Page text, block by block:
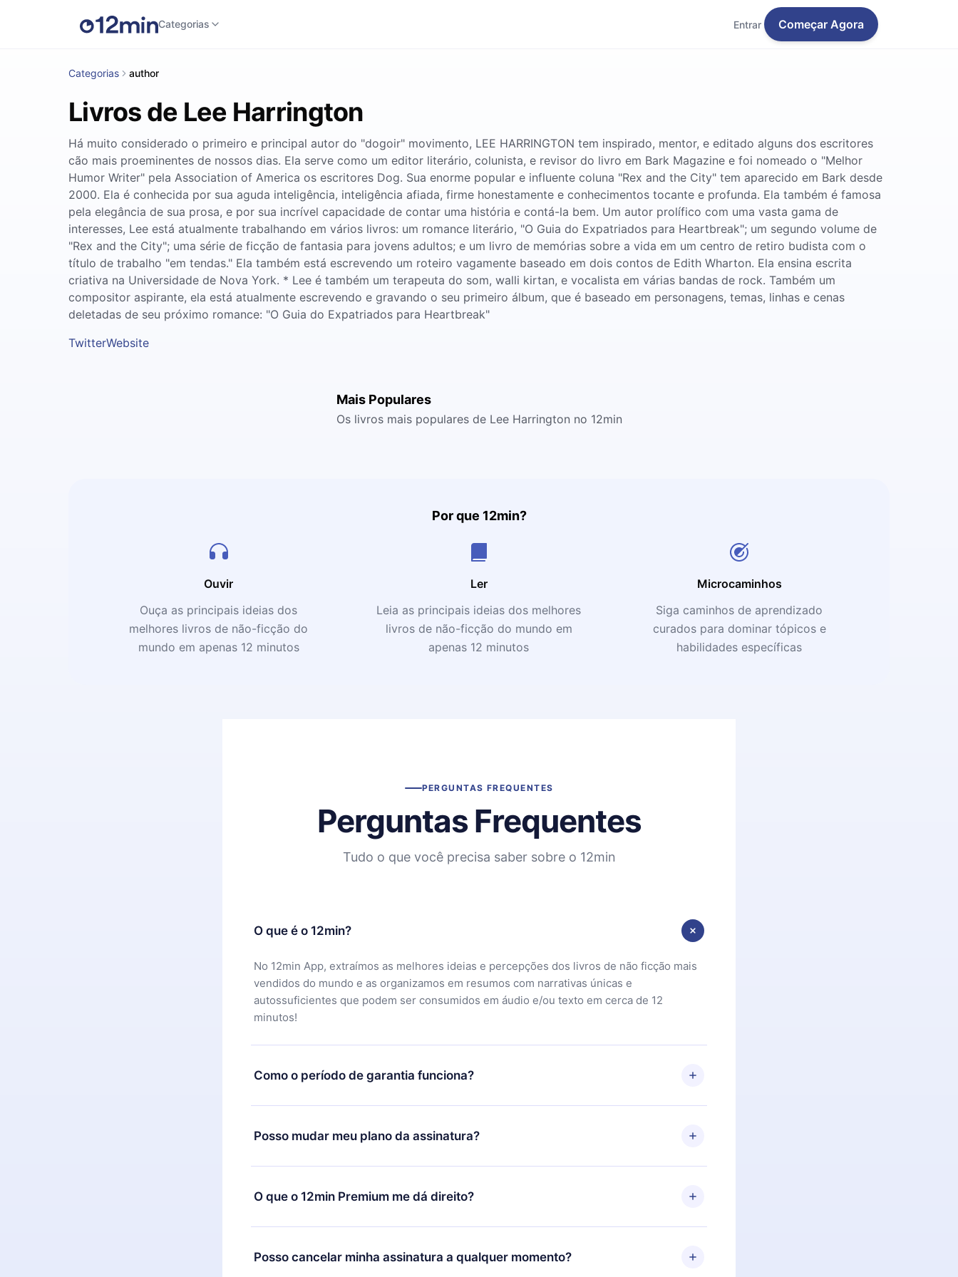
Categorias Entrar Começar Agora
Categorias author
Livros de Lee Harrington
Há muito considerado o primeiro e principal autor do "dogoir" movimento, LEE HARRINGTON tem inspirado, mentor, e editado alguns dos escritores
cão mais proeminentes de nossos dias. Ela serve como um editor literário, colunista, e revisor do livro em Bark Magazine e foi nomeado o "Melhor
Humor Writer" pela Association of America os escritores Dog. Sua enorme popular e influente coluna "Rex and the City" tem aparecido em Bark desde
2000. Ela é conhecida por sua aguda inteligência, inteligência afiada, firme honestamente e conhecimentos tocante e profunda. Ela também é famosa
pela elegância de sua prosa, e por sua incrível capacidade de contar uma história e contá-la bem. Um autor prolífico com uma vasta gama de
interesses, Lee está atualmente trabalhando em vários livros: um romance literário, "O Guia do Expatriados para Heartbreak"; um segundo volume de
"Rex and the City"; uma série de ficção de fantasia para jovens adultos; e um livro de memórias sobre a vida em um centro de retiro budista com o
título de trabalho "em tendas." Ela também está escrevendo um roteiro vagamente baseado em dois contos de Edith Wharton. Ela ensina escrita
criativa na Universidade de Nova York. * Lee é também um terapeuta do som, walli kirtan, e vocalista em várias bandas de rock. Também um
compositor aspirante, ela está atualmente escrevendo e gravando o seu primeiro álbum, que é baseado em personagens, temas, linhas e cenas
deletadas de seu próximo romance: "O Guia do Expatriados para Heartbreak"
TwitterWebsite
Mais Populares
Os livros mais populares de Lee Harrington no 12min
Por que 12min?
Ouvir
Ouça as principais ideias dos
melhores livros de não-ficção do
mundo em apenas 12 minutos
Ler
Leia as principais ideias dos melhores
livros de não-ficção do mundo em
apenas 12 minutos
Microcaminhos
Siga caminhos de aprendizado
curados para dominar tópicos e
habilidades específicas
PERGUNTAS FREQUENTES
Perguntas Frequentes
Tudo o que você precisa saber sobre o 12min
O que é o 12min?
No 12min App, extraímos as melhores ideias e percepções dos livros de não ficção mais
vendidos do mundo e as organizamos em resumos com narrativas únicas e
autossuficientes que podem ser consumidos em áudio e/ou texto em cerca de 12
minutos!
Como o período de garantia funciona?
Você pode baixar nosso aplicativo e começar a aproveitar nossa biblioteca. Se por algum
motivo não ficar satisfeito com nossa plataforma, basta entrar em contato com nossa
equipe de suporte (contato@12min.com) em até 7 dias após a compra e solicitar o
Posso mudar meu plano da assinatura?
Sim, mas a mudança só se aplicará a partir do próximo período de cobrança. Por
exemplo, se você decidiu mudar sua assinatura mensal para anual, após confirmar a
mudança para o plano anual, o novo plano só será aplicado e cobrado após o aniversário
O que o 12min Premium me dá direito?
O 12min Premium é um plano que te garante acesso a toda nossa biblioteca de 2500+
títulos disponíveis em 3 línguas (Inglês, espanhol e português) que você pode ler ou
ouvir a qualquer momento através do nosso aplicativo disponível para iOS, Android e
Posso cancelar minha assinatura a qualquer momento?